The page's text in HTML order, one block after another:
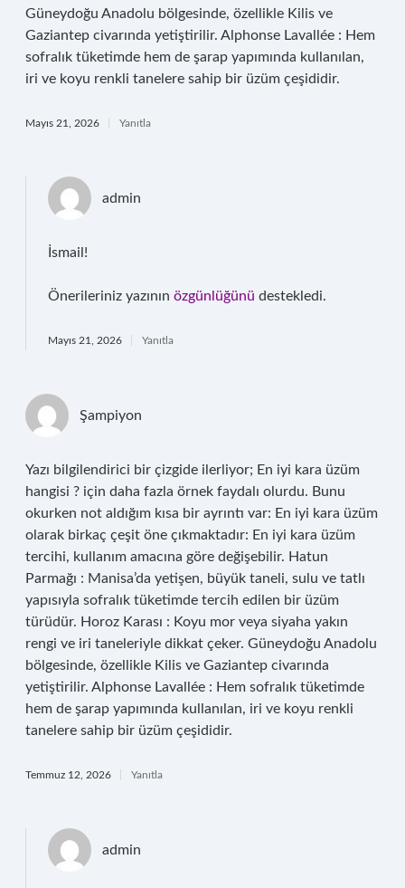
Güneydoğu Anadolu bölgesinde, özellikle Kilis ve
Gaziantep civarında yetiştirilir. Alphonse Lavallée : Hem
sofralık tüketimde hem de şarap yapımında kullanılan,
iri ve koyu renkli tanelere sahip bir üzüm çeşididir.
Mayıs 21, 2026 Yanıtla
admin
İsmail!
Önerileriniz yazının özgünlüğünü destekledi.
Mayıs 21, 2026 Yanıtla
Şampiyon
Yazı bilgilendirici bir çizgide ilerliyor; En iyi kara üzüm
hangisi ? için daha fazla örnek faydalı olurdu. Bunu
okurken not aldığım kısa bir ayrıntı var: En iyi kara üzüm
olarak birkaç çeşit öne çıkmaktadır: En iyi kara üzüm
tercihi, kullanım amacına göre değişebilir. Hatun
Parmağı : Manisa’da yetişen, büyük taneli, sulu ve tatlı
yapısıyla sofralık tüketimde tercih edilen bir üzüm
türüdür. Horoz Karası : Koyu mor veya siyaha yakın
rengi ve iri taneleriyle dikkat çeker. Güneydoğu Anadolu
bölgesinde, özellikle Kilis ve Gaziantep civarında
yetiştirilir. Alphonse Lavallée : Hem sofralık tüketimde
hem de şarap yapımında kullanılan, iri ve koyu renkli
tanelere sahip bir üzüm çeşididir.
Temmuz 12, 2026 Yanıtla
admin